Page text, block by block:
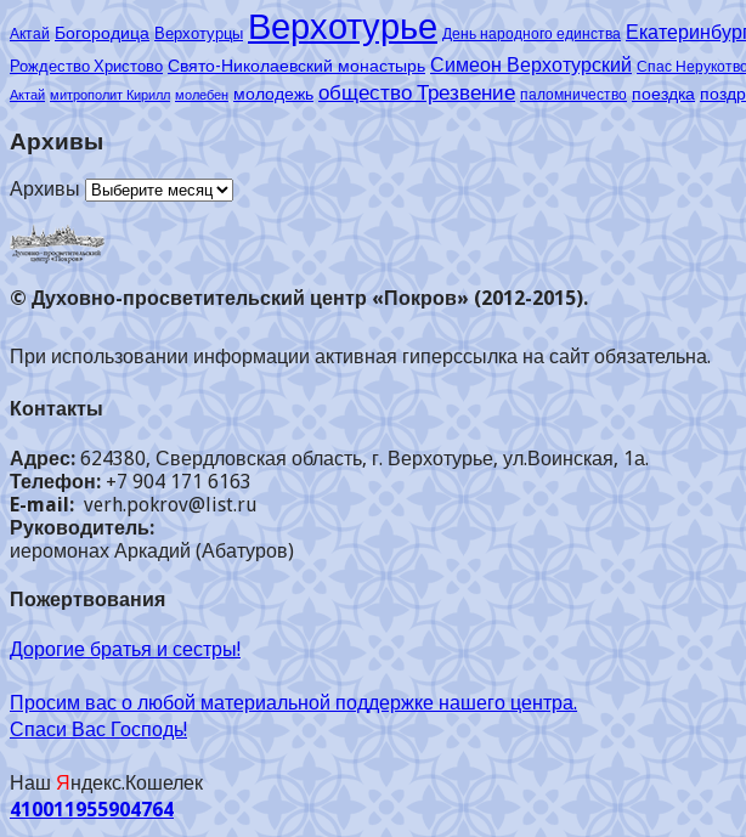
Актай Богородица Верхотурцы Верхотурье День народного единства
Рождество Христово Свято-Николаевский монастырь Симеон Верхотурский Спас
Актай митрополит Кирилл молебен молодежь общество Трезвение паломничество поездка
Архивы
Архивы
© Духовно-просветительский центр «Покров» (2012-2015).
При использовании информации активная гиперссылка на сайт обязательна.
Контакты
Адрес: 624380, Свердловская область, г. Верхотурье, ул.Воинская, 1а.
Телефон: +7 904 171 6163
E-mail: verh.pokrov@list.ru
Руководитель:
иеромонах Аркадий (Абатуров)
Пожертвования
Дорогие братья и сестры!
Просим вас о любой материальной поддержке нашего центра.
Спаси Вас Господь!
Наш Яндекс.Кошелек
410011955904764